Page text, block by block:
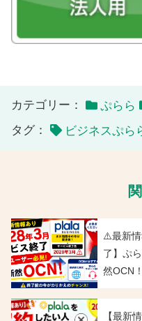
カテゴリー： ぷらら
タグ：
ビジネスぷら
⚠️最新情
了】ぷ
然OCN
【最新